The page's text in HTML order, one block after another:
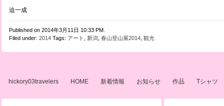
迫一成
Published on 2014年3月11日 10:33 PM.
Filed under: 2014Tags: アート 新潟, 春山登山展2014, 観光
hickory03travelers HOME 新着情報 お知らせ 作品 Tシャツ